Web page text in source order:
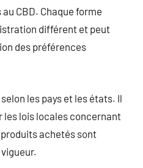
CBD. Chaque forme
différent et peut
des préférences
les pays et les états. Il
les lois locales concernant
produits achetés sont